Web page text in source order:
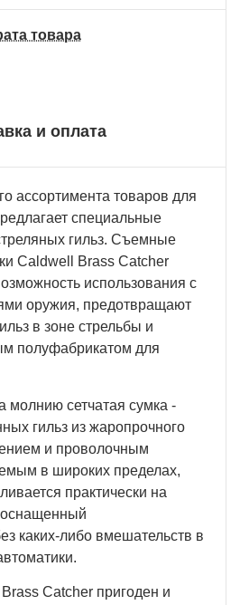
товара
и оплата
ассортимента товаров для
специальные
гильз. Съемные
Caldwell Brass Catcher
использования с
оружия, предотвращают
в зоне стрельбы и
полуфабрикатом для
сетчатая сумка -
гильз из жаропрочного
и проволочным
в широких пределах,
практически на
каких-либо вмешательств в
Catcher пригоден и